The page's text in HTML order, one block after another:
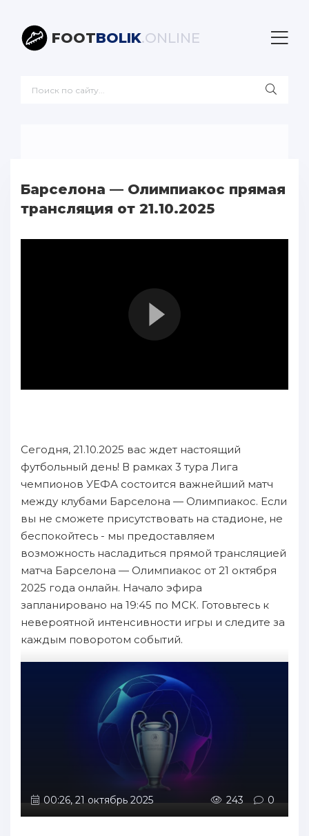
FOOTBOLIK.ONLINE
Барселона — Олимпиакос прямая
трансляция от 21.10.2025
Сегодня, 21.10.2025 вас ждет настоящий
футбольный день! В рамках 3 тура Лига
чемпионов УЕФА состоится важнейший матч
между клубами Барселона — Олимпиакос. Если
вы не сможете присутствовать на стадионе, не
беспокойтесь - мы предоставляем
возможность насладиться прямой трансляцией
матча Барселона — Олимпиакос от 21 октября
2025 года онлайн. Начало эфира
запланировано на 19:45 по МСК. Готовьтесь к
невероятной интенсивности игры и следите за
каждым поворотом событий.
00:26, 21 октябрь 2025 243 0